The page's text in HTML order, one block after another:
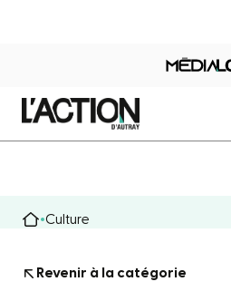
Culture
Revenir à la catégorie